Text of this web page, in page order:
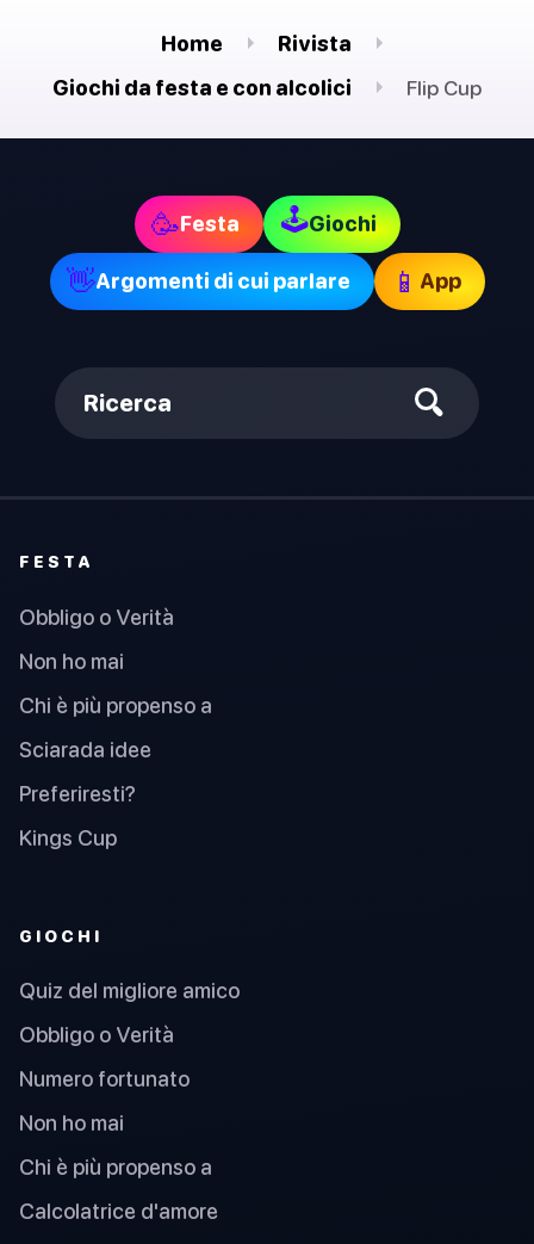
Home
Rivista
Giochi da festa e con alcolici
Flip Cup
🥳Festa 🕹Giochi
👋Argomenti di cui parlare 📱 App
Ricerca
FESTA
Obbligo o Verità
Non ho mai
Chi è più propenso a
Sciarada idee
Preferiresti?
Kings Cup
GIOCHI
Quiz del migliore amico
Obbligo o Verità
Numero fortunato
Non ho mai
Chi è più propenso a
Calcolatrice d'amore